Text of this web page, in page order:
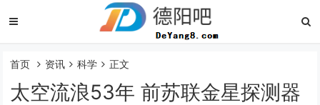
首页 资讯 科学 正文
太空流浪53年 前苏联金星探测器